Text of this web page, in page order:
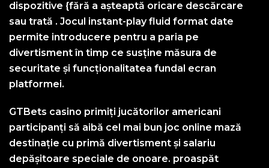
dispozitive {fără a așteaptă oricare descărcare
sau trată . Jocul instant-play fluid format date
permite introducere pentru a paria pe
divertisment în timp ce susține măsura de
securitate și funcționalitatea fundal ecran
platformei.
GTBets casino primiți jucătorilor americani
participanți să aibă cel mai bun joc online mază
destinație cu primă divertisment și salariu
depășitoare speciale de onoare. proaspăt